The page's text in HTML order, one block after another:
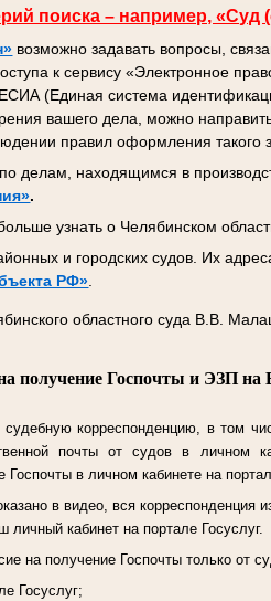
поиска – например, «Суд
возможно задавать вопросы,
к сервису «Электронное
(Единая система
вашего дела, можно
правил оформления такого
делам, находящимся в
.
узнать о Челябинском
и городских судов. Их
РФ».
областного суда В.В.
получение Госпочты и ЭЗП на
судебную корреспонденцию, в том
почты от судов в личном
в личном кабинете на
в видео, вся корреспонденция
личный кабинет на портале Госуслуг.
на получение Госпочты только от
Госуслуг;